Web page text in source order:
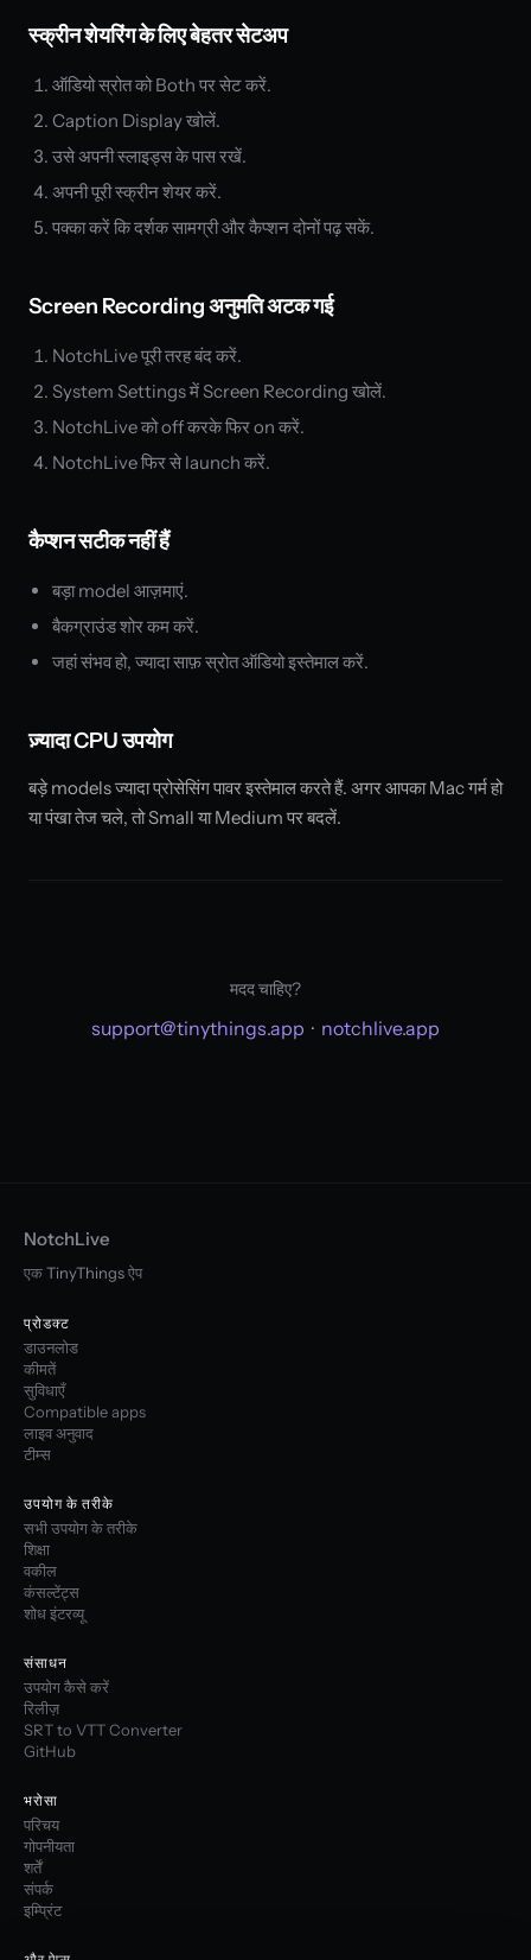
स्क्रीन शेयरिंग के लिए बेहतर सेटअप
ऑडियो स्रोत को Both पर सेट करें.
Caption Display खोलें.
उसे अपनी स्लाइड्स के पास रखें.
अपनी पूरी स्क्रीन शेयर करें.
पक्का करें कि दर्शक सामग्री और कैप्शन दोनों पढ़ सकें.
Screen Recording अनुमति अटक गई
NotchLive पूरी तरह बंद करें.
System Settings में Screen Recording खोलें.
NotchLive को off करके फिर on करें.
NotchLive फिर से launch करें.
कैप्शन सटीक नहीं हैं
बड़ा model आज़माएं.
बैकग्राउंड शोर कम करें.
जहां संभव हो, ज्यादा साफ़ स्रोत ऑडियो इस्तेमाल करें.
ज़्यादा CPU उपयोग
बड़े models ज्यादा प्रोसेसिंग पावर इस्तेमाल करते हैं. अगर आपका Mac गर्म हो
या पंखा तेज चले, तो Small या Medium पर बदलें.
मदद चाहिए?
support@tinythings.app · notchlive.app
NotchLive
एकTinyThingsऐप
प्रोडक्ट
डाउनलोड
कीमतें
सुविधाएँ
Compatible apps
लाइव अनुवाद
टीम्स
उपयोग के तरीके
सभी उपयोग के तरीके
शिक्षा
वकील
कंसल्टेंट्स
शोध इंटरव्यू
संसाधन
उपयोग कैसे करें
रिलीज़
SRT to VTT Converter
GitHub
भरोसा
परिचय
गोपनीयता
शर्तें
संपर्क
इम्प्रिंट